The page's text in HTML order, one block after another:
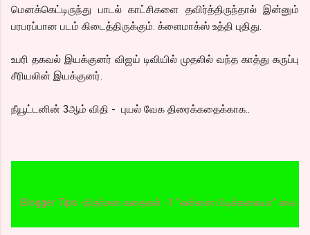
மெனக்கெட்டிருந்து பாடல் காட்சிகளை தவிர்த்திருந்தால் இன்னும்
பரபரப்பான படம் கிடைத்திருக்கும். க்ளைமாக்ஸ் உத்தி புதிது.
உபரி தகவல் இயக்குனர் விஜய் டிவியில் முதலில் வந்த காத்து கருப்பு
சீரியலின் இயக்குனர்.
நீயூட்டனின் 3ஆம் விதி - புயல் வேக திரைக்கதைக்காக..
Tips -நிதர்சன கதைகள் -1 “என்னை பிடிக்கலையா” வை படிக்க